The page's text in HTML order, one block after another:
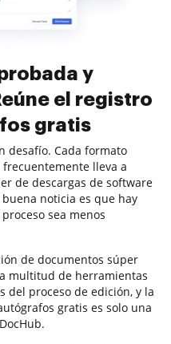
y
el registro
gratis
desafío. Cada formato
lleva a
de descargas de software
noticia es que hay
sea menos
de documentos súper
multitud de herramientas
del proceso de edición, y la
gratis es solo una